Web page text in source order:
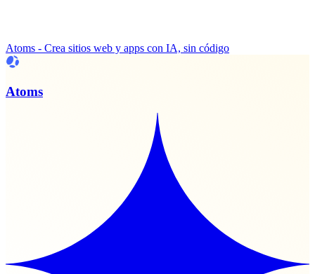
Atoms - Crea sitios web y apps con IA, sin código
Atoms